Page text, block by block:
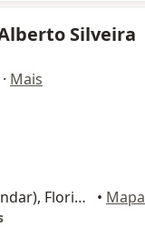
Silveira
· Mais
Rua Dom Joaquim, 885 (4° andar), Florianópolis • Mapa